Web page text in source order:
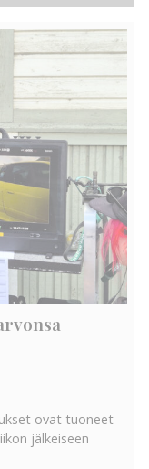
ovat tuoneet
jälkeiseen